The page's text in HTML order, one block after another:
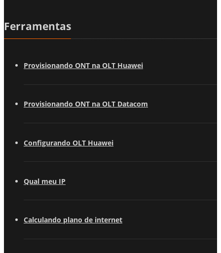
Ferramentas
Provisionando ONT na OLT Huawei
Provisionando ONT na OLT Datacom
Configurando OLT Huawei
Qual meu IP
Calculando plano de internet